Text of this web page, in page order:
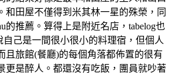
和田屋不僅得到米其林一星的殊榮，同
的推薦。算得上是附近名店，tabelog也
自己是一間很小很小的料理宿，但個人
且旅館(餐廳)的每個角落都佈置的很有
更是醉人。都還沒有吃飯，團員就吵著